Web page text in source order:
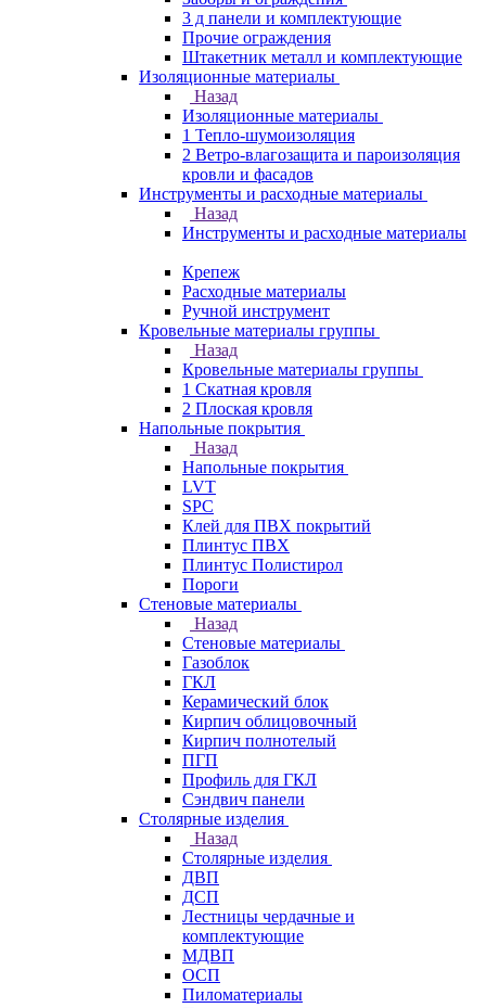
3 д панели и комплектующие
Прочие ограждения
Штакетник металл и комплектующие
Изоляционные материалы
Назад
Изоляционные материалы
1 Тепло-шумоизоляция
2 Ветро-влагозащита и пароизоляция
кровли и фасадов
Инструменты и расходные материалы
Назад
Инструменты и расходные материалы
Крепеж
Расходные материалы
Ручной инструмент
Кровельные материалы группы
Назад
Кровельные материалы группы
1 Скатная кровля
2 Плоская кровля
Напольные покрытия
Назад
Напольные покрытия
LVT
SPC
Клей для ПВХ покрытий
Плинтус ПВХ
Плинтус Полистирол
Пороги
Стеновые материалы
Назад
Стеновые материалы
Газоблок
ГКЛ
Керамический блок
Кирпич облицовочный
Кирпич полнотелый
ПГП
Профиль для ГКЛ
Сэндвич панели
Столярные изделия
Назад
Столярные изделия
ДВП
ДСП
Лестницы чердачные и
комплектующие
МДВП
ОСП
Пиломатериалы